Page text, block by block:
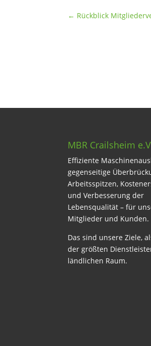
← Rückblick
MBR Crailsheim
Effiziente
gegenseitige
Arbeitsspitzen,
und Verbesserung der
Lebensqualität – für
Mitglieder und Kunden.
Das sind unsere Ziele,
der größten
ländlichen Raum.